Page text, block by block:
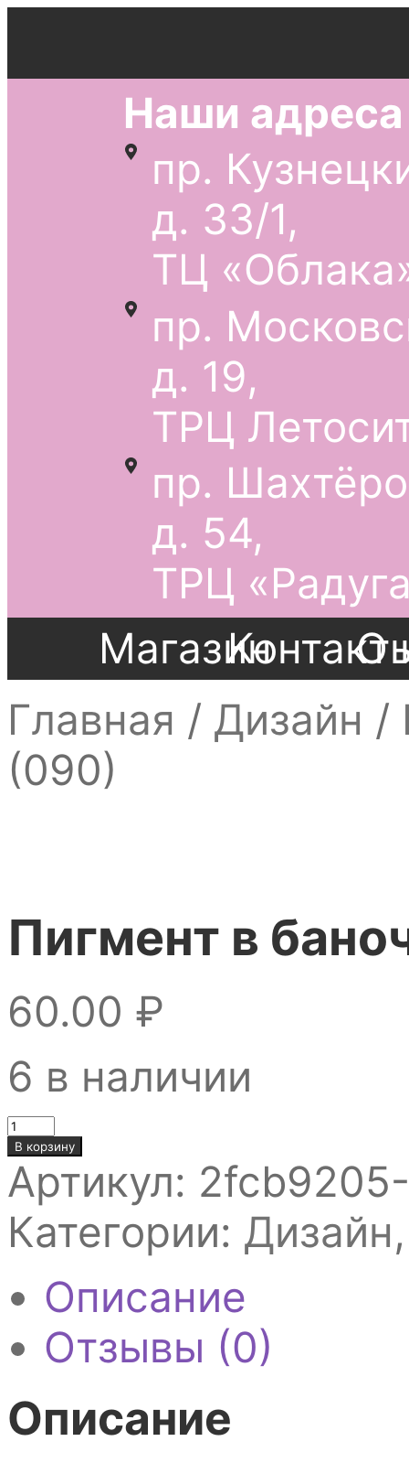
Наши адреса
пр.
д. 33/1,
ТЦ
пр.
д. 19,
ТРЦ
пр.
д. 54,
ТРЦ
Магазин
О
Главная / Дизайн /
(090)
Пигмент в
60.00 ₽
6 в наличии
Количество
товара
Пигмент
в
баночке,
1гр
(090)
В корзину
Артикул:
Категории: Дизайн
Описание
Отзывы (0)
Описание